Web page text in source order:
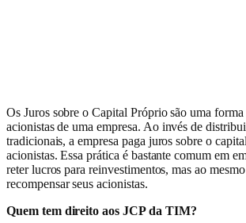
Os Juros sobre o Capital Próprio são uma forma
acionistas de uma empresa. Ao invés de
tradicionais, a empresa paga juros sobre o
acionistas. Essa prática é bastante comum em
reter lucros para reinvestimentos, mas ao
recompensar seus acionistas.
Quem tem direito aos JCP da TIM?